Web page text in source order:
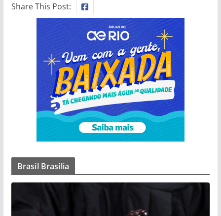
Share This Post:
Brasil Brasília